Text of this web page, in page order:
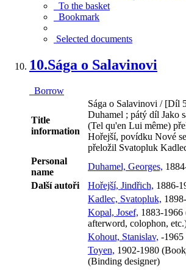
To the basket
Bookmark
Selected documents
10.Sága o Salavinovi
Borrow
Title
information
Sága o Salavinovi / [Díl
Duhamel ; pátý díl Jako
(Tel qu'en Lui même)
Hořejší, povídku Nové
přeložil Svatopluk
Personal
name
Duhamel, Georges,
Další autoři
Hořejší, Jindřich, 1886-
Kadlec, Svatopluk,
Kopal, Josef, 1883-1966
afterword, colophon,
Kohout, Stanislav, -1965
Toyen, 1902-1980
(Binding designer)